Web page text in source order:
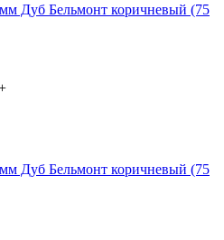
Дуб Бельмонт коричневый (75
Дуб Бельмонт коричневый (75